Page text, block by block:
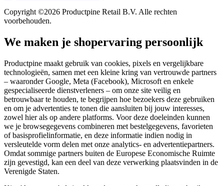
Copyright ©2026 Productpine Retail B.V. Alle rechten
voorbehouden.
We maken je shopervaring persoonlijk
Productpine maakt gebruik van cookies, pixels en vergelijkbare
technologieën, samen met een kleine kring van vertrouwde partners
– waaronder Google, Meta (Facebook), Microsoft en enkele
gespecialiseerde dienstverleners – om onze site veilig en
betrouwbaar te houden, te begrijpen hoe bezoekers deze gebruiken
en om je advertenties te tonen die aansluiten bij jouw interesses,
zowel hier als op andere platforms. Voor deze doeleinden kunnen
we je browsegegevens combineren met bestelgegevens, favorieten
of basisprofielinformatie, en deze informatie indien nodig in
versleutelde vorm delen met onze analytics- en advertentiepartners.
Omdat sommige partners buiten de Europese Economische Ruimte
zijn gevestigd, kan een deel van deze verwerking plaatsvinden in de
Verenigde Staten.